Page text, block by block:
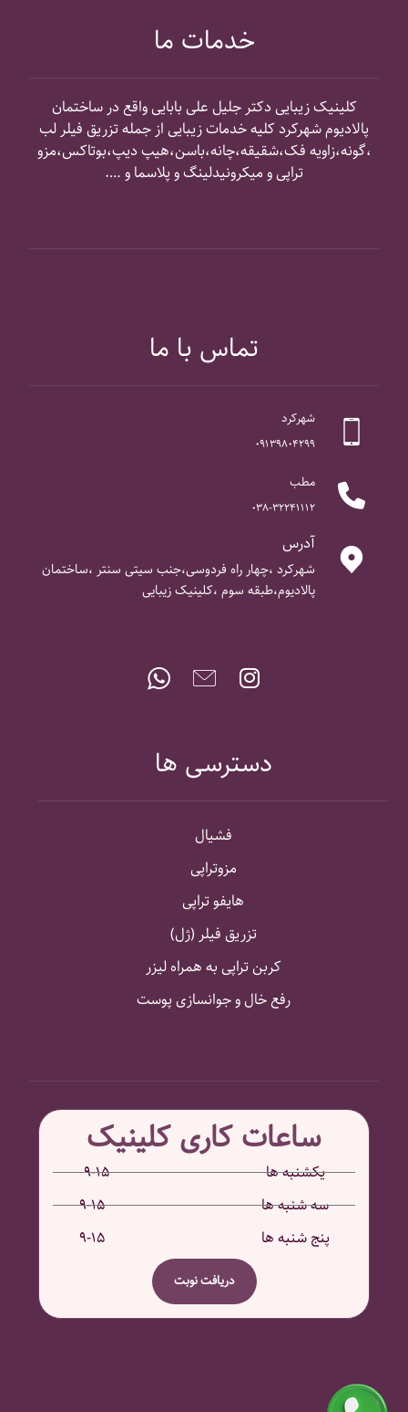
خدمات ما
کلینیک زیبایی دکتر جلیل علی بابایی واقع در ساختمان
پالادیوم شهرکرد کلیه خدمات زیبایی از جمله تزریق فیلر لب
،گونه،زاویه فک،شقیقه،چانه،باسن،هیپ دیپ،بوتاکس،مزو
تراپی و میکرونیدلینگ و پلاسما و ….
تماس با ما
شهرکرد
۰۹۱۳۹۸۰۴۲۹۹
مطب
۰۳۸-۳۲۲۴۱۱۱۲
آدرس
شهرکرد ،چهار راه فردوسی،جنب سیتی سنتر ،ساختمان
پالادیوم،طبقه سوم ،کلینیک زیبایی
دسترسی ها
فشیال
مزوتراپی
هایفو تراپی
تزریق فیلر (ژل)
کربن تراپی به همراه لیزر
رفع خال و جوانسازی پوست
ساعات کاری کلینیک
یکشنبه ها ۱۵-۹
سه شنبه ها ۱۵-۹
پنج شنبه ها ۱۵-۹
دریافت نوبت